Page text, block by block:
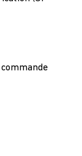
commande